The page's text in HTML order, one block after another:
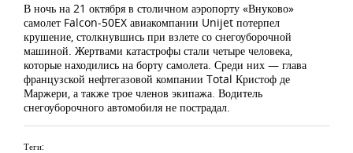
В ночь на 21 октября в столичном аэропорту «Внуково»
самолет Falcon-50EX авиакомпании Unijet потерпел
крушение, столкнувшись при взлете со снегоуборочной
машиной. Жертвами катастрофы стали четыре человека,
которые находились на борту самолета. Среди них — глава
французской нефтегазовой компании Total Кристоф де
Маржери, а также трое членов экипажа. Водитель
снегоуборочного автомобиля не пострадал.
Теги: